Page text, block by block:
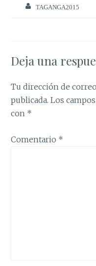
TAGANGA2015
Deja una
Tu dirección de
publicada. Los
con *
Comentario *